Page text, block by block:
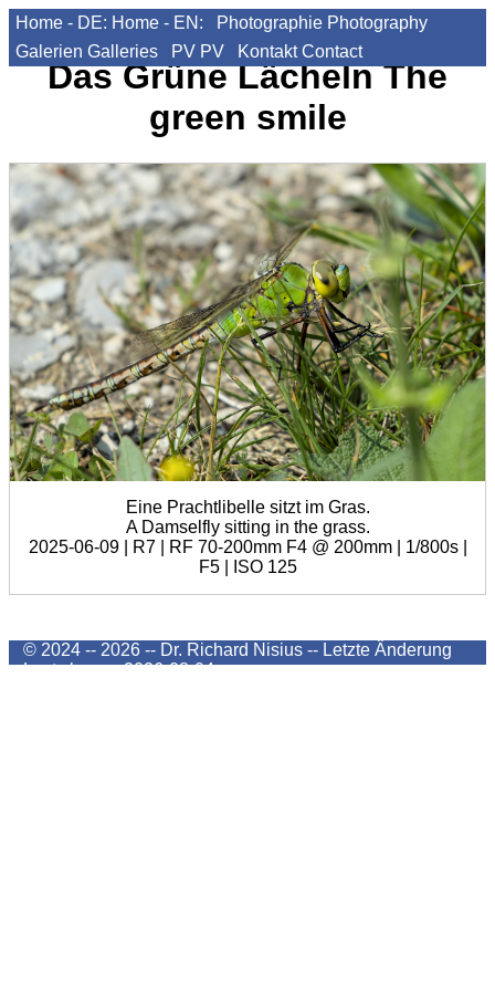
Home - DE: Home - EN: Photographie Photography
Galerien Galleries PV PV Kontakt Contact
Das Grüne LächelnThe
green smile
Eine Prachtlibelle sitzt im Gras.
A Damselfly sitting in the grass.
2025-06-09 | R7 | RF 70-200mm F4 @ 200mm | 1/800s |
F5 | ISO 125
© 2024 -- 2026 -- Dr. Richard Nisius -- Letzte Änderung
Last change2026-08-04